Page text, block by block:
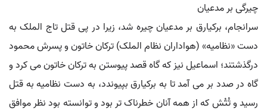
چیرگی بر مدعیان
سرانجام، برکیارق بر مدعیان چیره شد، زیرا در پی قتل تاج الملک به
دست «نظامیه» (هواداران نظام الملک) ترکان خاتون و پسرش محمود
درگذشتند؛ اسماعیل نیز که گاه قصد پیوستن به ترکان خاتون می کرد و
گاه در صدد بر می آمد تا به برکیارق بپیوندد، به دست نظامیه به قتل
رسید و تُتُش که از همه آنان خطرناک تر بود و توانسته بود نظر موافق